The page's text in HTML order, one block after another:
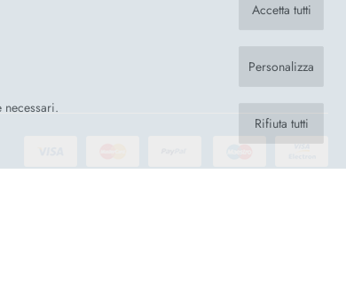
Accetta tutti
Personalizza
Rifiuta tutti